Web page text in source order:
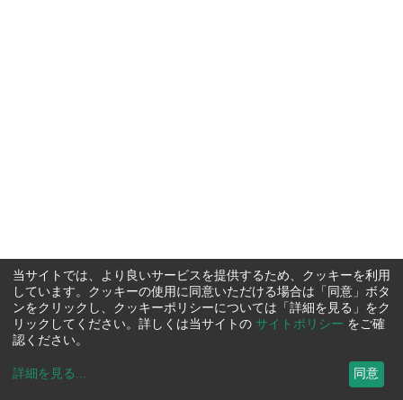
当サイトでは、より良いサービスを提供するため、クッキーを利用
しています。クッキーの使用に同意いただける場合は「同意」ボタ
ンをクリックし、クッキーポリシーについては「詳細を見る」をク
リックしてください。詳しくは当サイトの サイトポリシー をご確
認ください。
詳細を見る ... 同意